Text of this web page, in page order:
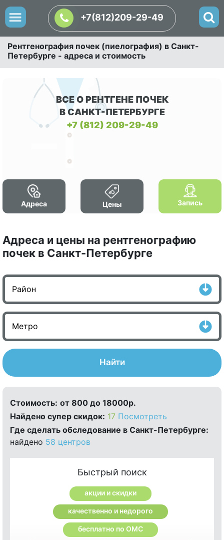
+7(812)209-29-49
Рентгенография почек (пиелография) в Санкт-
Петербурге - адреса и стоимость
ВСЕ О РЕНТГЕНЕ ПОЧЕК
В САНКТ-ПЕТЕРБУРГЕ
+7 (812) 209-29-49
Адреса Цены Запись
Адреса и цены на рентгенографию
почек в Санкт-Петербурге
Найти
Стоимость: от 800 до 18000р.
Найдено cупер скидок: 17 Посмотреть
Где сделать обследование в Санкт-Петербурге:
найдено 58 центров
Быстрый поиск
акции и скидки
качественно и недорого
бесплатно по ОМС